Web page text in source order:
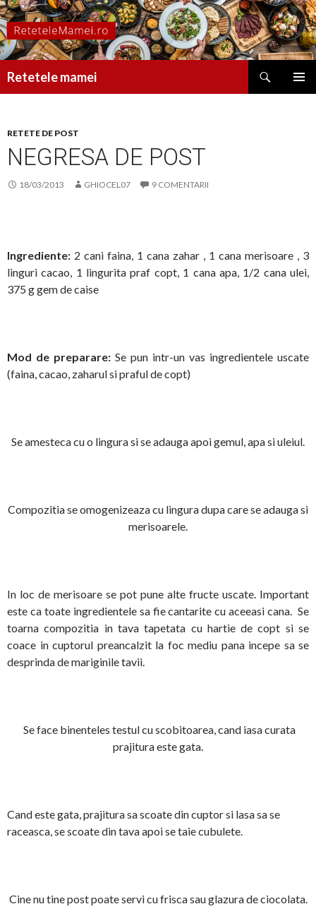
Retetele mamei
RETETE DE POST
NEGRESA DE POST
18/03/2013 GHIOCEL07 9 COMENTARII
Ingrediente: 2 cani faina, 1 cana zahar , 1 cana merisoare , 3
linguri cacao, 1 lingurita praf copt, 1 cana apa, 1/2 cana ulei,
375 g gem de caise
Mod de preparare: Se pun intr-un vas ingredientele uscate
(faina, cacao, zaharul si praful de copt)
Se amesteca cu o lingura si se adauga apoi gemul, apa si uleiul.
Compozitia se omogenizeaza cu lingura dupa care se adauga si
merisoarele.
In loc de merisoare se pot pune alte fructe uscate. Important
este ca toate ingredientele sa fie cantarite cu aceeasi cana. Se
toarna compozitia in tava tapetata cu hartie de copt si se
coace in cuptorul preancalzit la foc mediu pana incepe sa se
desprinda de mariginile tavii.
Se face binenteles testul cu scobitoarea, cand iasa curata
prajitura este gata.
Cand este gata, prajitura sa scoate din cuptor si lasa sa se
raceasca, se scoate din tava apoi se taie cubulete.
Cine nu tine post poate servi cu frisca sau glazura de ciocolata.